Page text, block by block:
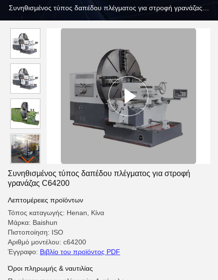
Συνηθισμένος τύπος δαπέδου πλέγματος για στροφή γρανάζας
Συνηθισμένος τύπος δαπέδου πλέγματος για στροφή
γρανάζας C64200
Λεπτομέρειες προϊόντων
Τόπος καταγωγής: Henan, Κίνα
Μάρκα: Baishun
Πιστοποίηση: ISO
Αριθμό μοντέλου: c64200
Έγγραφο: Βιβλίο του προϊόντος PDF
Όροι πληρωμής & ναυτιλίας